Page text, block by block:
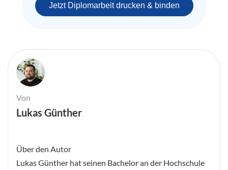
Jetzt Diplomarbeit drucken & binden
Von
Lukas Günther
Über den Autor
Lukas Günther hat seinen Bachelor an der Hochschule